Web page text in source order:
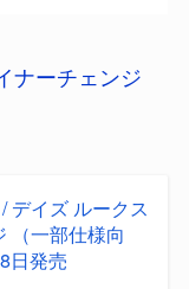
ナーチェンジ
デイズ ルークス
（一部仕様向
日発売